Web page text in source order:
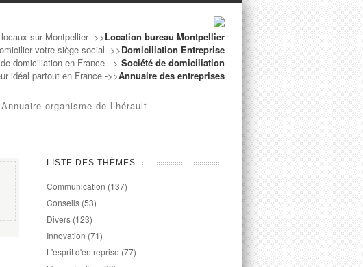
sur Montpellier ->>Location bureau Montpellier
votre siège social ->>Domiciliation Entreprise
domiciliation en France --> Société de domiciliation
idéal partout en France ->>Annuaire des entreprises
Annuaire organisme de l’hérault
LISTE DES THÈMES
Communication (137)
Conseils (53)
Divers (123)
Innovation (71)
L'esprit d'entreprise (77)